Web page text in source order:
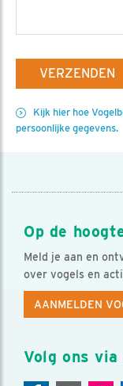
VERZENDEN
Kijk hier hoe
persoonlijke gegevens.
Op de
Meld je aan en
over vogels en
AANMELDEN
Volg ons